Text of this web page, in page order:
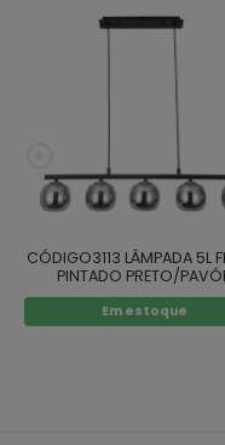
CÓDIGO3113 LÂMPADA 5L
PINTADO PRETO/
Em estoque